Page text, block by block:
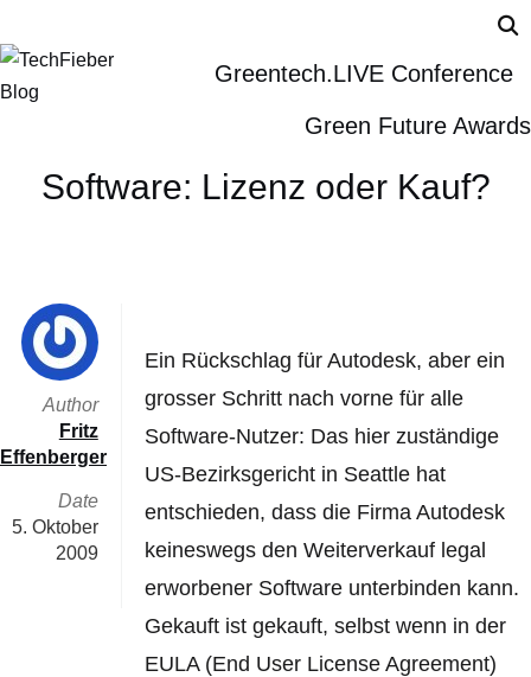
Greentech.LIVE Conference
Green Future Awards
Software: Lizenz oder Kauf?
Ein Rückschlag für Autodesk, aber ein
grosser Schritt nach vorne für alle
Software-Nutzer: Das hier zuständige
US-Bezirksgericht in Seattle hat
entschieden, dass die Firma Autodesk
keineswegs den Weiterverkauf legal
erworbener Software unterbinden kann.
Gekauft ist gekauft, selbst wenn in der
EULA (End User License Agreement)
Author
Fritz
Effenberger
Date
5. Oktober
2009